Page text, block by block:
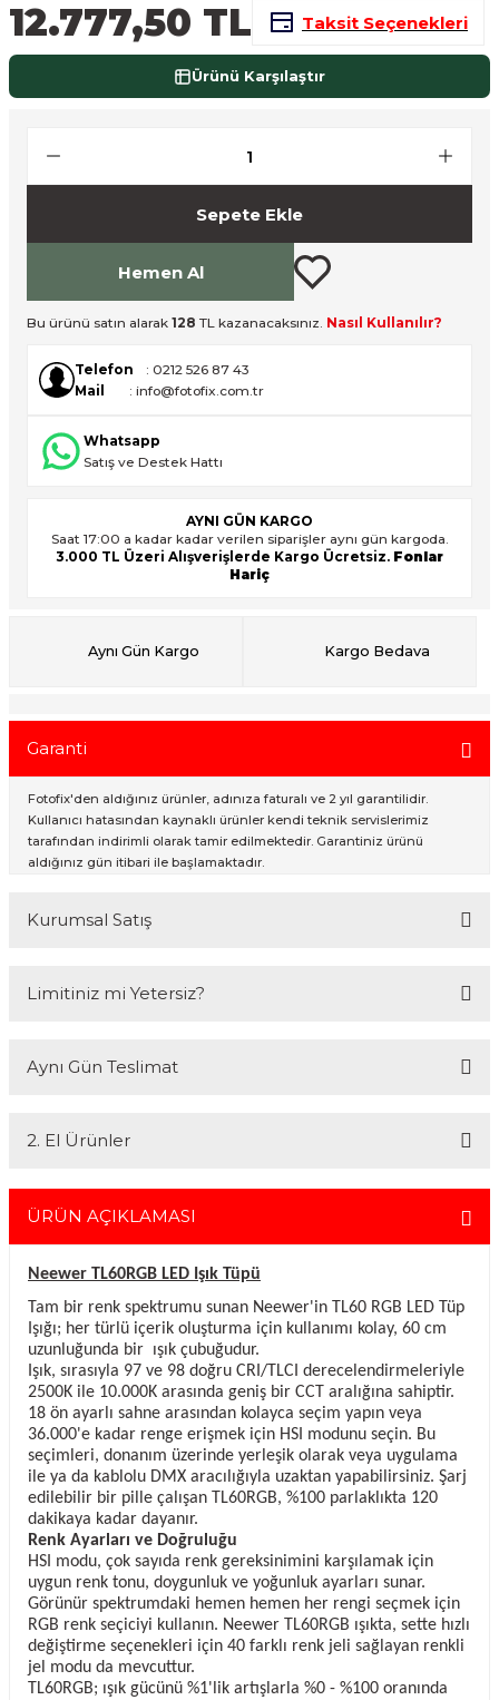
Cihazları
Işıklar
Standlar
Işık Setleri
12.777,50 TL Taksit Seçenekleri
Ürünü Karşılaştır
Sepete Ekle
Hemen Al
Bu ürünü satın alarak 128 TL kazanacaksınız. Nasıl Kullanılır?
Telefon
: 0212 526 87 43
Mail
: info@fotofix.com.tr
Whatsapp
Satış ve Destek Hattı
AYNI GÜN KARGO
Saat 17:00 a kadar kadar verilen siparişler aynı gün kargoda.
3.000 TL Üzeri Alışverişlerde Kargo Ücretsiz. Fonlar
Hariç
Aynı Gün Kargo Kargo Bedava
Garanti
Fotofix'den aldığınız ürünler, adınıza faturalı ve 2 yıl garantilidir.
Kullanıcı hatasından kaynaklı ürünler kendi teknik servislerimiz
tarafından indirimli olarak tamir edilmektedir. Garantiniz ürünü
aldığınız gün itibari ile başlamaktadır.
Kurumsal Satış
online web sitesi olan www.fotofix.com.tr üzerinden hizmet
En uygun ve en hızlı çözüm için bizimle iletişime geçin.
Limitiniz mi Yetersiz?
Ödemelerinizi, iki farklı kredi kartını birleştirerek veya ödemenizin bir
Detaylı bilgi ve seçenekler için lütfen
Aynı Gün Teslimat
tercih edebilirsiniz. Bu hizmet sayesinde, İstanbul içindeki
arayabilirsiniz.
2. El Ürünler
2.el ürünlerimiz, 6 ay garanti süresiyle sunulmaktadır. Bu garanti,
ürünlerinizi aldığınız tarihten itibaren geçerlidir ve her türlü bakım ve
fazla bilgi alabilirsiniz. Güvenli alışveriş ve destek için her zaman
yanınızdayız.
ÜRÜN AÇIKLAMASI
Neewer TL60RGB LED Işık Tüpü
Tam bir renk spektrumu sunan Neewer'in TL60 RGB LED Tüp
Işığı; her türlü içerik oluşturma için kullanımı kolay, 60 cm
uzunluğunda bir ışık çubuğudur.
Işık, sırasıyla 97 ve 98 doğru CRI/TLCI derecelendirmeleriyle
2500K ile 10.000K arasında geniş bir CCT aralığına sahiptir.
18 ön ayarlı sahne arasından kolayca seçim yapın veya
36.000'e kadar renge erişmek için HSI modunu seçin. Bu
seçimleri, donanım üzerinde yerleşik olarak veya uygulama
ile ya da kablolu DMX aracılığıyla uzaktan yapabilirsiniz. Şarj
edilebilir bir pille çalışan TL60RGB, %100 parlaklıkta 120
dakikaya kadar dayanır.
Renk Ayarları ve Doğruluğu
HSI modu, çok sayıda renk gereksinimini karşılamak için
uygun renk tonu, doygunluk ve yoğunluk ayarları sunar.
Görünür spektrumdaki hemen hemen her rengi seçmek için
RGB renk seçiciyi kullanın. Neewer TL60RGB ışıkta, sette hızlı
değiştirme seçenekleri için 40 farklı renk jeli sağlayan renkli
jel modu da mevcuttur.
TL60RGB; ışık gücünü %1'lik artışlarla %0 - %100 oranında